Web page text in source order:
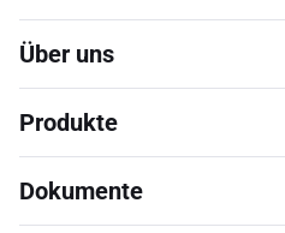
Über uns
Produkte
Dokumente